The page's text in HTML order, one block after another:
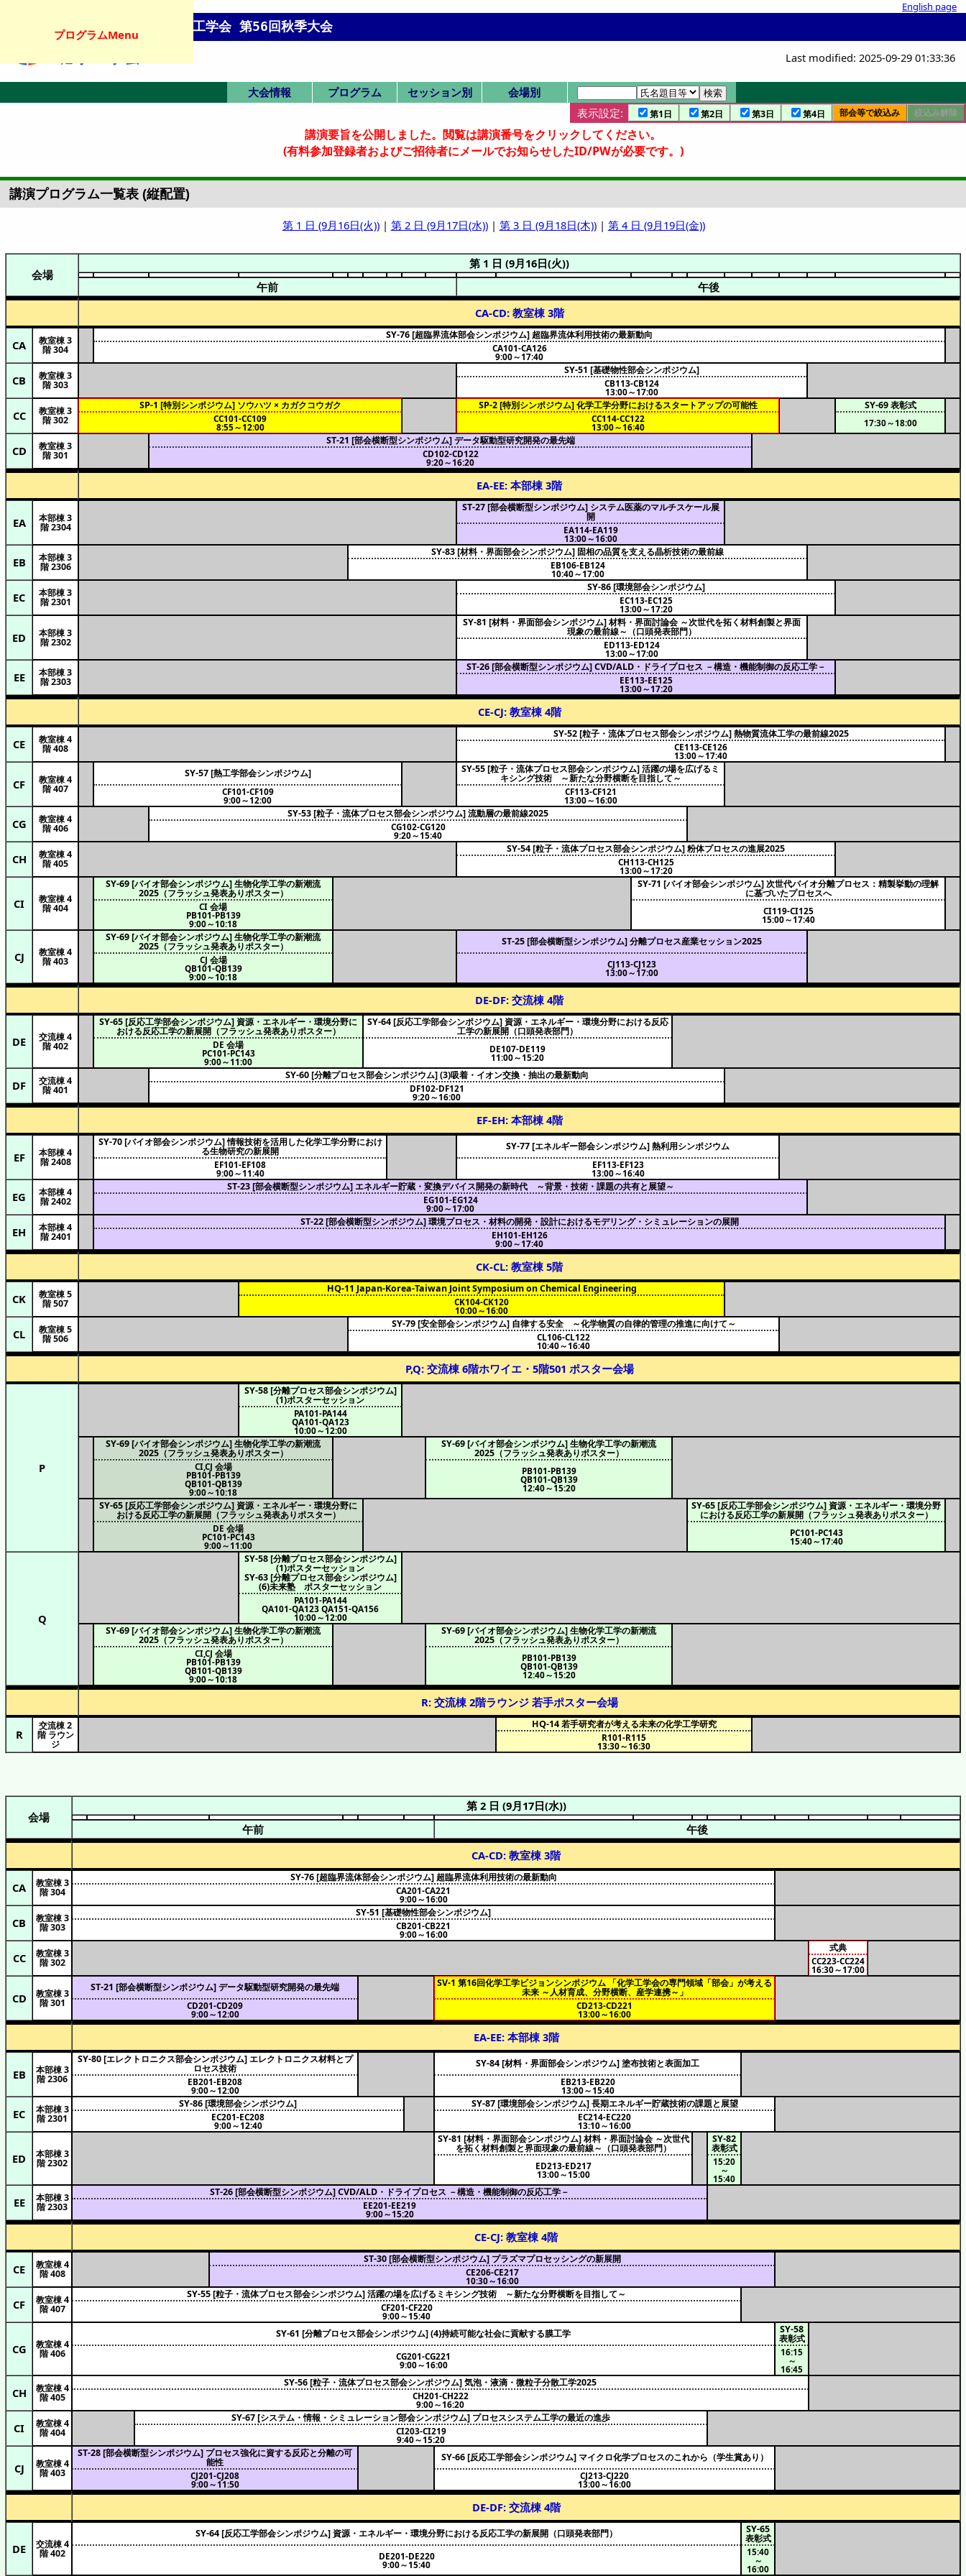
English page
化学工学会 第56回秋季大会
Last modified: 2025-09-29 01:33:36
大会情報
プログラム
u
セッション別
ポ
ポ
会場別
CA: 教3F 304
CB: 教3F 303
CC: 教3F 302
CD: 教3F 301
CE: 教4F 408
CF: 教4F 407
CG: 教4F 406
CH: 教4F 405
CI: 教4F 404
CJ: 教4F 403
CK: 教5F 507
CL: 教5F 506
DE: 交4F 402
DF: 交4F 401
EA: 本3F 2304
EB: 本3F 2306
EC: 本3F 2301
ED: 本3F 2302
EE: 本3F 2303
EF: 本4F 2408
EG: 本4F 2402
EH: 本4F 2401
P: 交6Fホワイエ
Q: 交5F 501
R: 交2Fラウンジ
詳細検索画面
受賞講演一覧
招待講演等一覧
発表者索引
司会・座長一覧
受理番号一覧
講演要旨を公開しました。閲覧は講演番号をクリックしてください。
(有料参加登録者およびご招待者にメールでお知らせしたID/PWが必要です。)
講演プログラム一覧表 (縦配置)
第 1 日 (9月16日(火))| 第 2 日 (9月17日(水))| 第 3 日 (9月18日(木))| 第 4 日 (9月19日(金))
会場
第 1 日 (9月16日(火))
午前
午後
CA-CD: 教室棟 3階
CA 教室棟 3
階 304
SY-76 [超臨界流体部会シンポジウム] 超臨界流体利用技術の最新動向
CA101-CA126
9:00～17:40
CB 教室棟 3
階 303
SY-51 [基礎物性部会シンポジウム]
CB113-CB124
13:00～17:00
CC 教室棟 3
階 302
SP-1 [特別シンポジウム] ソウハツ × カガクコウガク SP-2 [特別シンポジウム] 化学工学分野におけるスタートアップの可能性 SY-69 表彰式
CC101-CC109
8:55～12:00
CC114-CC122
13:00～16:40 17:30～18:00
CD 教室棟 3
階 301
ST-21 [部会横断型シンポジウム] データ駆動型研究開発の最先端
CD102-CD122
9:20～16:20
EA-EE: 本部棟 3階
EA 本部棟 3
階 2304
ST-27 [部会横断型シンポジウム] システム医薬のマルチスケール展
開
EA114-EA119
13:00～16:00
EB 本部棟 3
階 2306
SY-83 [材料・界面部会シンポジウム] 固相の品質を支える晶析技術の最前線
EB106-EB124
10:40～17:00
EC 本部棟 3
階 2301
SY-86 [環境部会シンポジウム]
EC113-EC125
13:00～17:20
ED 本部棟 3
階 2302
SY-81 [材料・界面部会シンポジウム] 材料・界面討論会 ～次世代を拓く材料創製と界面
現象の最前線～（口頭発表部門）
ED113-ED124
13:00～17:00
EE 本部棟 3
階 2303
ST-26 [部会横断型シンポジウム] CVD/ALD・ドライプロセス －構造・機能制御の反応工学－
EE113-EE125
13:00～17:20
CE-CJ: 教室棟 4階
CE 教室棟 4
階 408
SY-52 [粒子・流体プロセス部会シンポジウム] 熱物質流体工学の最前線2025
CE113-CE126
13:00～17:40
CF 教室棟 4
階 407
SY-57 [熱工学部会シンポジウム] SY-55 [粒子・流体プロセス部会シンポジウム] 活躍の場を広げるミ
キシング技術 ～新たな分野横断を目指して～
CF101-CF109
9:00～12:00
CF113-CF121
13:00～16:00
CG 教室棟 4
階 406
SY-53 [粒子・流体プロセス部会シンポジウム] 流動層の最前線2025
CG102-CG120
9:20～15:40
CH 教室棟 4
階 405
SY-54 [粒子・流体プロセス部会シンポジウム] 粉体プロセスの進展2025
CH113-CH125
13:00～17:20
CI 教室棟 4
階 404
SY-69 [バイオ部会シンポジウム] 生物化学工学の新潮流
2025（フラッシュ発表ありポスター）
SY-71 [バイオ部会シンポジウム] 次世代バイオ分離プロセス：精製挙動の理解
に基づいたプロセスへ
CI 会場
PB101-PB139
9:00～10:18
CI119-CI125
15:00～17:40
CJ 教室棟 4
階 403
SY-69 [バイオ部会シンポジウム] 生物化学工学の新潮流
2025（フラッシュ発表ありポスター） ST-25 [部会横断型シンポジウム] 分離プロセス産業セッション2025
CJ 会場
QB101-QB139
9:00～10:18
CJ113-CJ123
13:00～17:00
DE-DF: 交流棟 4階
DE 交流棟 4
階 402
SY-65 [反応工学部会シンポジウム] 資源・エネルギー・環境分野に
おける反応工学の新展開（フラッシュ発表ありポスター）
SY-64 [反応工学部会シンポジウム] 資源・エネルギー・環境分野における反応
工学の新展開（口頭発表部門）
DE 会場
PC101-PC143
9:00～11:00
DE107-DE119
11:00～15:20
DF 交流棟 4
階 401
SY-60 [分離プロセス部会シンポジウム] (3)吸着・イオン交換・抽出の最新動向
DF102-DF121
9:20～16:00
EF-EH: 本部棟 4階
EF 本部棟 4
階 2408
SY-70 [バイオ部会シンポジウム] 情報技術を活用した化学工学分野におけ
る生物研究の新展開 SY-77 [エネルギー部会シンポジウム] 熱利用シンポジウム
EF101-EF108
9:00～11:40
EF113-EF123
13:00～16:40
EG 本部棟 4
階 2402
ST-23 [部会横断型シンポジウム] エネルギー貯蔵・変換デバイス開発の新時代 ～背景・技術・課題の共有と展望～
EG101-EG124
9:00～17:00
EH 本部棟 4
階 2401
ST-22 [部会横断型シンポジウム] 環境プロセス・材料の開発・設計におけるモデリング・シミュレーションの展開
EH101-EH126
9:00～17:40
CK-CL: 教室棟 5階
CK 教室棟 5
階 507
HQ-11 Japan-Korea-Taiwan Joint Symposium on Chemical Engineering
CK104-CK120
10:00～16:00
CL 教室棟 5
階 506
SY-79 [安全部会シンポジウム] 自律する安全 ～化学物質の自律的管理の推進に向けて～
CL106-CL122
10:40～16:40
P,Q: 交流棟 6階ホワイエ・5階501 ポスター会場
P
SY-58 [分離プロセス部会シンポジウム]
(1)ポスターセッション
PA101-PA144
QA101-QA123
10:00～12:00
SY-69 [バイオ部会シンポジウム] 生物化学工学の新潮流
2025（フラッシュ発表ありポスター）
SY-69 [バイオ部会シンポジウム] 生物化学工学の新潮流
2025（フラッシュ発表ありポスター）
CI,CJ 会場
PB101-PB139
QB101-QB139
9:00～10:18
PB101-PB139
QB101-QB139
12:40～15:20
SY-65 [反応工学部会シンポジウム] 資源・エネルギー・環境分野に
おける反応工学の新展開（フラッシュ発表ありポスター）
SY-65 [反応工学部会シンポジウム] 資源・エネルギー・環境分野
における反応工学の新展開（フラッシュ発表ありポスター）
DE 会場
PC101-PC143
9:00～11:00
PC101-PC143
15:40～17:40
Q
SY-58 [分離プロセス部会シンポジウム]
(1)ポスターセッション
SY-63 [分離プロセス部会シンポジウム]
(6)未来塾 ポスターセッション
PA101-PA144
QA101-QA123QA151-QA156
10:00～12:00
SY-69 [バイオ部会シンポジウム] 生物化学工学の新潮流
2025（フラッシュ発表ありポスター）
SY-69 [バイオ部会シンポジウム] 生物化学工学の新潮流
2025（フラッシュ発表ありポスター）
CI,CJ 会場
PB101-PB139
QB101-QB139
9:00～10:18
PB101-PB139
QB101-QB139
12:40～15:20
R: 交流棟 2階ラウンジ 若手ポスター会場
R
交流棟 2
階 ラウン
ジ
HQ-14 若手研究者が考える未来の化学工学研究
R101-R115
13:30～16:30
会場
第 2 日 (9月17日(水))
午前
午後
CA-CD: 教室棟 3階
CA 教室棟 3
階 304
SY-76 [超臨界流体部会シンポジウム] 超臨界流体利用技術の最新動向
CA201-CA221
9:00～16:00
CB 教室棟 3
階 303
SY-51 [基礎物性部会シンポジウム]
CB201-CB221
9:00～16:00
CC 教室棟 3
階 302
式典
CC223-CC224
16:30～17:00
CD 教室棟 3
階 301
ST-21 [部会横断型シンポジウム] データ駆動型研究開発の最先端 SV-1 第16回化学工学ビジョンシンポジウム 「化学工学会の専門領域「部会」が考える
未来 ～人材育成、分野横断、産学連携～」
CD201-CD209
9:00～12:00
CD213-CD221
13:00～16:00
EA-EE: 本部棟 3階
EB 本部棟 3
階 2306
SY-80 [エレクトロニクス部会シンポジウム] エレクトロニクス材料とプ
ロセス技術 SY-84 [材料・界面部会シンポジウム] 塗布技術と表面加工
EB201-EB208
9:00～12:00
EB213-EB220
13:00～15:40
EC 本部棟 3
階 2301
SY-86 [環境部会シンポジウム] SY-87 [環境部会シンポジウム] 長期エネルギー貯蔵技術の課題と展望
EC201-EC208
9:00～12:40
EC214-EC220
13:10～16:00
ED 本部棟 3
階 2302
SY-81 [材料・界面部会シンポジウム] 材料・界面討論会 ～次世代
を拓く材料創製と界面現象の最前線～（口頭発表部門）
SY-82
表彰式
ED213-ED217
13:00～15:00
15:20
～
15:40
EE 本部棟 3
階 2303
ST-26 [部会横断型シンポジウム] CVD/ALD・ドライプロセス －構造・機能制御の反応工学－
EE201-EE219
9:00～15:20
CE-CJ: 教室棟 4階
CE 教室棟 4
階 408
ST-30 [部会横断型シンポジウム] プラズマプロセッシングの新展開
CE206-CE217
10:30～16:00
CF 教室棟 4
階 407
SY-55 [粒子・流体プロセス部会シンポジウム] 活躍の場を広げるミキシング技術 ～新たな分野横断を目指して～
CF201-CF220
9:00～15:40
CG 教室棟 4
階 406
SY-61 [分離プロセス部会シンポジウム] (4)持続可能な社会に貢献する膜工学 SY-58
表彰式
CG201-CG221
9:00～16:00
16:15
～
16:45
CH 教室棟 4
階 405
SY-56 [粒子・流体プロセス部会シンポジウム] 気泡・液滴・微粒子分散工学2025
CH201-CH222
9:00～16:20
CI 教室棟 4
階 404
SY-67 [システム・情報・シミュレーション部会シンポジウム] プロセスシステム工学の最近の進歩
CI203-CI219
9:40～15:20
CJ 教室棟 4
階 403
ST-28 [部会横断型シンポジウム] プロセス強化に資する反応と分離の可
能性 SY-66 [反応工学部会シンポジウム] マイクロ化学プロセスのこれから（学生賞あり）
CJ201-CJ208
9:00～11:50
CJ213-CJ220
13:00～16:00
DE-DF: 交流棟 4階
DE 交流棟 4
階 402
SY-64 [反応工学部会シンポジウム] 資源・エネルギー・環境分野における反応工学の新展開（口頭発表部門） SY-65
表彰式
DE201-DE220
9:00～15:40
15:40
～
16:00
表示設定: 第1日 第2日 第3日 第4日 部会等で絞込み 絞込み解除
プログラムMenu